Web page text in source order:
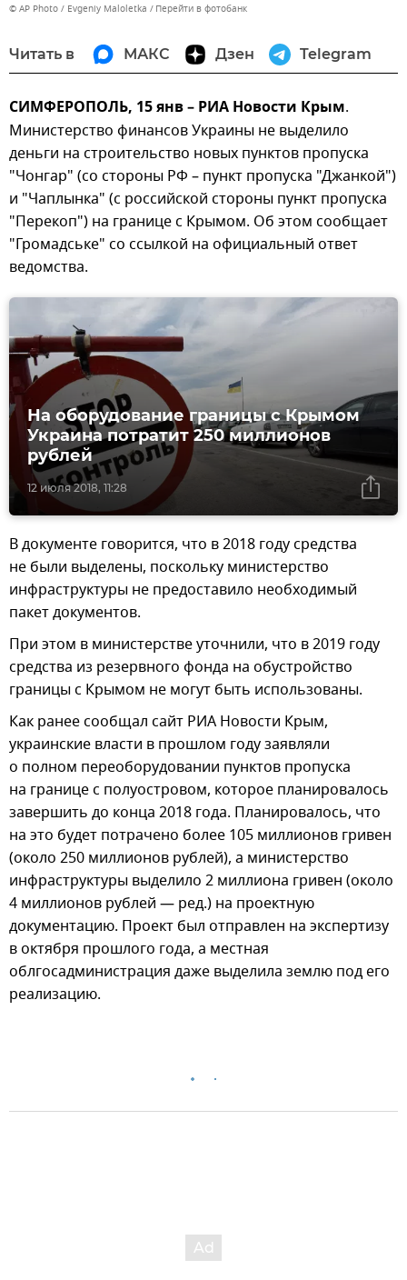
© AP Photo / Evgeniy Maloletka Перейти в фотобанк
Читать в МАКС Дзен Telegram
СИМФЕРОПОЛЬ, 15 янв – РИА Новости Крым.
Министерство финансов Украины не выделило
деньги на строительство новых пунктов пропуска
"Чонгар" (со стороны РФ – пункт пропуска "Джанкой")
и "Чаплынка" (с российской стороны пункт пропуска
"Перекоп") на границе с Крымом. Об этом сообщает
"Громадське" со ссылкой на официальный ответ
ведомства.
12 июля 2018, 11:28
На оборудование границы с Крымом
Украина потратит 250 миллионов
рублей
В документе говорится, что в 2018 году средства
не были выделены, поскольку министерство
инфраструктуры не предоставило необходимый
пакет документов.
При этом в министерстве уточнили, что в 2019 году
средства из резервного фонда на обустройство
границы с Крымом не могут быть использованы.
Как ранее сообщал сайт РИА Новости Крым,
украинские власти в прошлом году заявляли
о полном переоборудовании пунктов пропуска
на границе с полуостровом, которое планировалось
завершить до конца 2018 года. Планировалось, что
на это будет потрачено более 105 миллионов гривен
(около 250 миллионов рублей), а министерство
инфраструктуры выделило 2 миллиона гривен (около
4 миллионов рублей — ред.) на проектную
документацию. Проект был отправлен на экспертизу
в октября прошлого года, а местная
облгосадминистрация даже выделила землю под его
реализацию.